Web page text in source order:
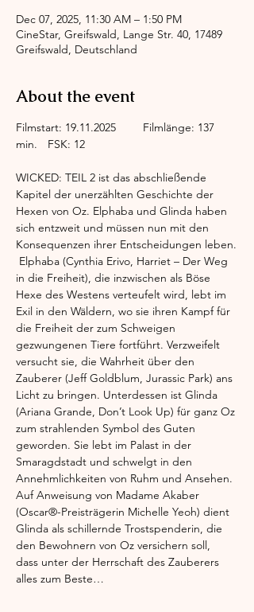
Dec 07, 2025, 11:30 AM – 1:50 PM
CineStar, Greifswald, Lange Str. 40, 17489
Greifswald, Deutschland
About the event
Filmstart: 19.11.2025	Filmlänge: 137
min.	FSK: 12
WICKED: TEIL 2 ist das abschließende
Kapitel der unerzählten Geschichte der
Hexen von Oz. Elphaba und Glinda haben
sich entzweit und müssen nun mit den
Konsequenzen ihrer Entscheidungen leben.
in die Freiheit), die inzwischen als Böse
Hexe des Westens verteufelt wird, lebt im
Exil in den Wäldern, wo sie ihren Kampf für
die Freiheit der zum Schweigen
gezwungenen Tiere fortführt. Verzweifelt
versucht sie, die Wahrheit über den
Zauberer (Jeff Goldblum, Jurassic Park) ans
Licht zu bringen. Unterdessen ist Glinda
(Ariana Grande, Don’t Look Up) für ganz Oz
zum strahlenden Symbol des Guten
geworden. Sie lebt im Palast in der
Smaragdstadt und schwelgt in den
Annehmlichkeiten von Ruhm und Ansehen.
Auf Anweisung von Madame Akaber
(Oscar®-Preisträgerin Michelle Yeoh) dient
Glinda als schillernde Trostspenderin, die
den Bewohnern von Oz versichern soll,
dass unter der Herrschaft des Zauberers
alles zum Beste…